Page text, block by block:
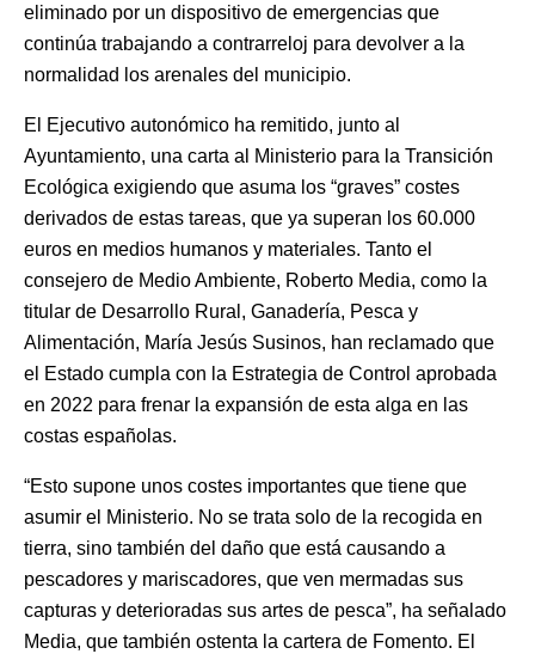
eliminado por un dispositivo de emergencias que
continúa trabajando a contrarreloj para devolver a la
normalidad los arenales del municipio.
El Ejecutivo autonómico ha remitido, junto al
Ayuntamiento, una carta al Ministerio para la Transición
Ecológica exigiendo que asuma los “graves” costes
derivados de estas tareas, que ya superan los 60.000
euros en medios humanos y materiales. Tanto el
consejero de Medio Ambiente, Roberto Media, como la
titular de Desarrollo Rural, Ganadería, Pesca y
Alimentación, María Jesús Susinos, han reclamado que
el Estado cumpla con la Estrategia de Control aprobada
en 2022 para frenar la expansión de esta alga en las
costas españolas.
“Esto supone unos costes importantes que tiene que
asumir el Ministerio. No se trata solo de la recogida en
tierra, sino también del daño que está causando a
pescadores y mariscadores, que ven mermadas sus
capturas y deterioradas sus artes de pesca”, ha señalado
Media, que también ostenta la cartera de Fomento. El